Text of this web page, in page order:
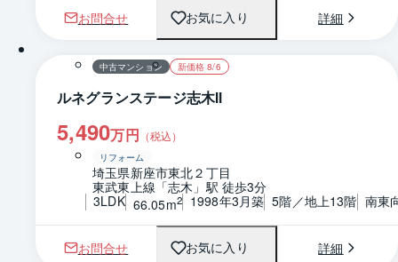
お問合せ お気に入り 詳細
1 / 0 間取り
中古マンション 新価格 8/6
ルネグランステージ志木Ⅱ
5,490万円 （税込）
リフォーム
埼玉県新座市東北２丁目
東武東上線「志木」駅 徒歩3分
3LDK 66.05m2 1998年3月築 5階／地上13階 南東
お問合せ お気に入り 詳細
1 / 0 間取り